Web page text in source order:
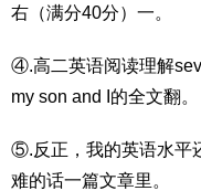
右（满分40分）一。
④.高二英语阅读理解
my son and I的全文翻。
⑤.反正，我的英语水平
难的话一篇文章里。